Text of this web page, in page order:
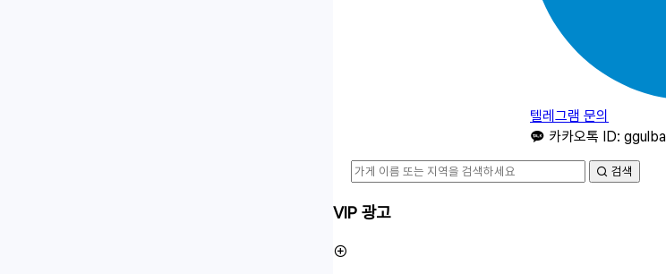
텔레그램 문의
카카오톡 ID: ggulba
검색
VIP 광고